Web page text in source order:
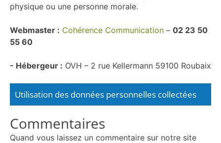
physique ou une personne morale.
Webmaster : Cohérence Communication – 02 23 50
55 60
- Hébergeur : OVH – 2 rue Kellermann 59100 Roubaix
Utilisation des données personnelles collectées
Commentaires
Quand vous laissez un commentaire sur notre site